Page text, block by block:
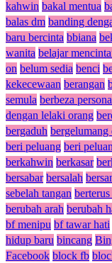
kahwin bakal mentua
balas dm banding
baru bercinta bbiana
wanita belajar
on belum sedia benci
kekecewaan berangan
semula berbeza
dengan lelaki orang
bergaduh bergelumang
beri peluang beri
berkahwin berkasar
bersabar bersalah
sebelah tangan
berubah arah berubah
bf menipu bf tawar hati
hidup baru bincang
Facebook block fb